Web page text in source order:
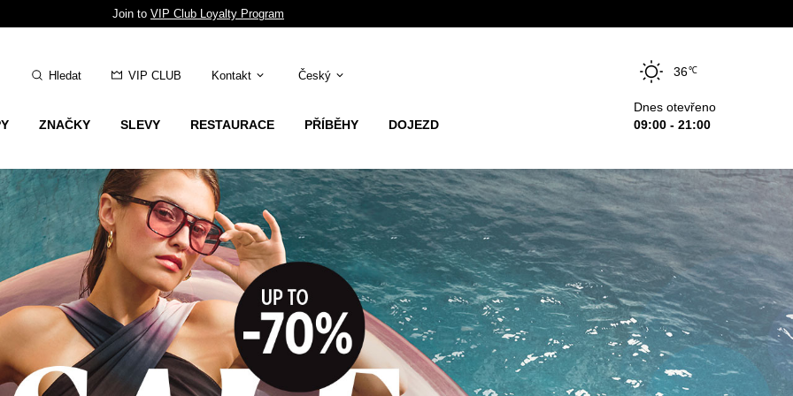
Join to VIP Club Loyalty Program
36℃
Dnes otevřeno
09:00 - 21:00
Hledat VIP CLUB Kontakt Český
ZNAČKY SLEVY RESTAURACE PŘÍBĚHY DOJEZD